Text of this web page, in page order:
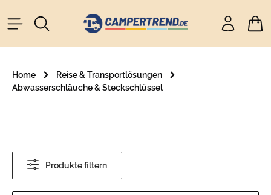
springen
Home
Reise & Transportlösungen
Abwasserschläuche & Steckschlüssel
Produkte filtern